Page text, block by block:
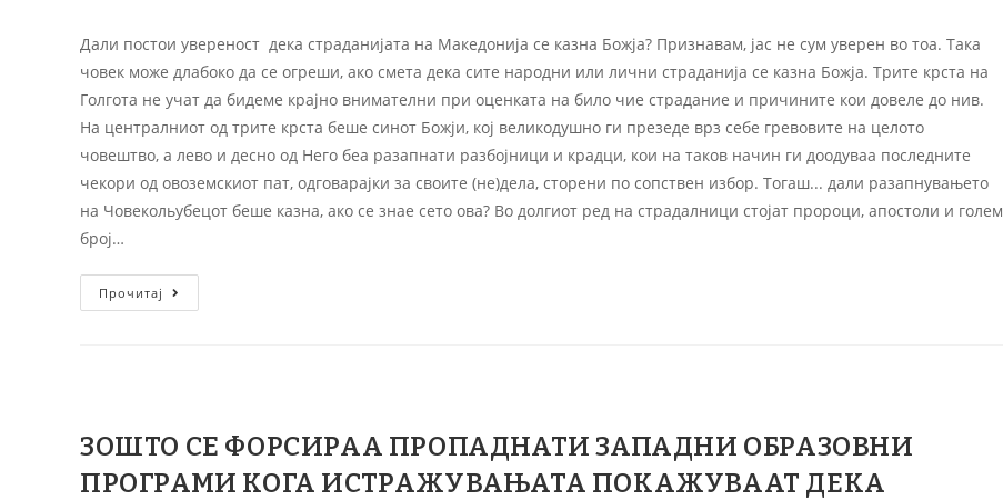
Дали постои увереност дека страданиjата на Македониjа се казна Божjа? Признавам, jас не сум уверен во тоа. Така
човек може длабоко да се огреши, ако смета дека сите народни или лични страданиjа се казна Божjа. Трите крста на
Голгота не учат да бидеме краjно внимателни при оценката на било чие страдание и причините кои довеле до нив.
На централниот од трите крста беше синот Божjи, коj великодушно ги презеде врз себе гревовите на целото
човештво, а лево и десно од Него беа разапнати разбоjници и крадци, кои на таков начин ги доодуваа последните
чекори од овоземскиот пат, одговараjки за своите (не)дела, сторени по сопствен избор. Тогаш... дали разапнувањето
на Човекольубецот беше казна, ако се знае сето ова? Во долгиот ред на страдалници стоjат пророци, апостоли и голем
броj…
Прочитај
ЗОШТО СЕ ФОРСИРАА ПРОПАДНАТИ ЗАПАДНИ ОБРАЗОВНИ
ПРОГРАМИ КОГА ИСТРАЖУВАЊАТА ПОКАЖУВААТ ДЕКА